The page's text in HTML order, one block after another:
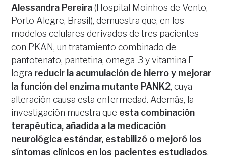
Alessandra Pereira(Hospital Moinhos de Vento,
Porto Alegre, Brasil), demuestra que, en los
modelos celulares derivados de tres pacientes
con PKAN, un tratamiento combinado de
pantotenato, pantetina, omega-3 y vitamina E
logra reducir la acumulación de hierro y mejorar
la función del enzima mutante PANK2, cuya
alteración causa esta enfermedad. Además, la
investigación muestra que esta combinación
terapéutica, añadida a la medicación
neurológica estándar, estabilizó o mejoró los
síntomas clínicos en los pacientes estudiados.